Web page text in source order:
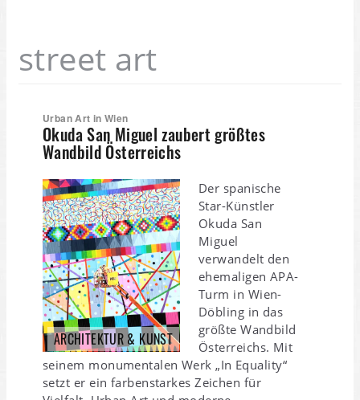
street art
Urban Art in Wien
Okuda San Miguel zaubert größtes
Wandbild Österreichs
ARCHITEKTUR & KUNST
Der spanische
Star-Künstler
Okuda San
Miguel
verwandelt den
ehemaligen APA-
Turm in Wien-
Döbling in das
größte Wandbild
Österreichs. Mit
seinem monumentalen Werk „In Equality“
setzt er ein farbenstarkes Zeichen für